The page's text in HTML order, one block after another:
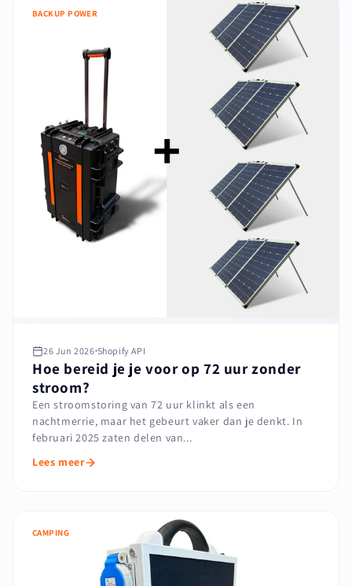
BACKUP POWER
26 Jun 2026 Shopify API
Hoe bereid je je voor op 72 uur zonder
stroom?
Een stroomstoring van 72 uur klinkt als een
nachtmerrie, maar het gebeurt vaker dan je denkt. In
februari 2025 zaten delen van...
Lees meer
CAMPING